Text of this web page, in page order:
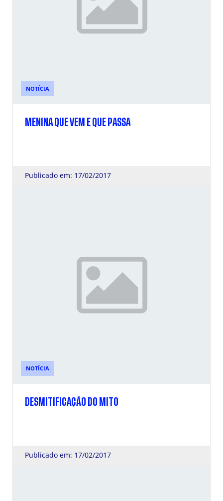
NOTÍCIA
MENINA QUE VEM E QUE PASSA
Publicado em: 17/02/2017
NOTÍCIA
DESMITIFICAÇÃO DO MITO
Publicado em: 17/02/2017